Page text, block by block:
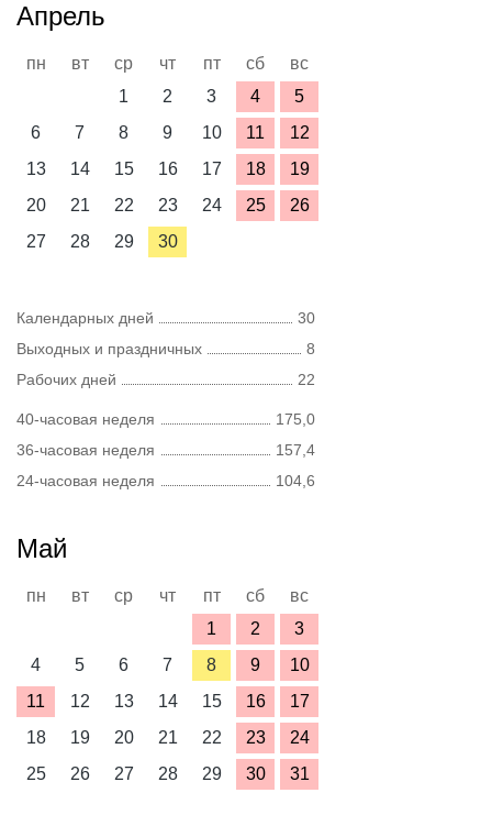
Апрель
пн вт ср чт пт сб
вс
1
2 3 4
5
6
7 8 9 10 11
12
13
14 15 16 17 18
19
20
21 22 23 24 25
26
27
28 29 30
Календарных дней
30
Выходных и праздничных
8
Рабочих дней
22
40-часовая неделя
175,0
36-часовая неделя
157,4
24-часовая неделя
104,6
Май
пн вт ср чт пт сб
вс
1
2
3
4
5 6 7 8 9
10
11
12 13 14 15 16
17
18
19 20 21 22 23
24
25
26 27 28 29 30 31